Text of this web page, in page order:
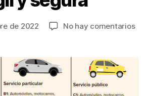
de 2022 No hay comentariosen